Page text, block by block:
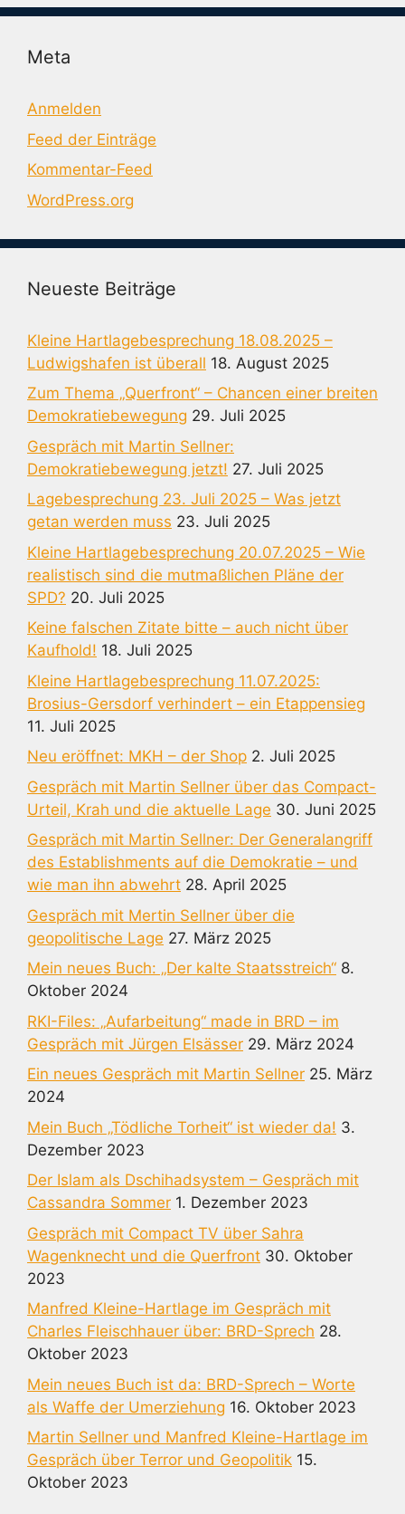
Meta
Anmelden
Feed der Einträge
Kommentar-Feed
WordPress.org
Neueste Beiträge
Kleine Hartlagebesprechung 18.08.2025 –
Ludwigshafen ist überall 18. August 2025
Zum Thema „Querfront“ – Chancen einer breiten
Demokratiebewegung 29. Juli 2025
Gespräch mit Martin Sellner:
Demokratiebewegung jetzt! 27. Juli 2025
Lagebesprechung 23. Juli 2025 – Was jetzt
getan werden muss 23. Juli 2025
Kleine Hartlagebesprechung 20.07.2025 – Wie
realistisch sind die mutmaßlichen Pläne der
SPD? 20. Juli 2025
Keine falschen Zitate bitte – auch nicht über
Kaufhold! 18. Juli 2025
Kleine Hartlagebesprechung 11.07.2025:
Brosius-Gersdorf verhindert – ein Etappensieg
11. Juli 2025
Neu eröffnet: MKH – der Shop 2. Juli 2025
Gespräch mit Martin Sellner über das Compact-
Urteil, Krah und die aktuelle Lage 30. Juni 2025
Gespräch mit Martin Sellner: Der Generalangriff
des Establishments auf die Demokratie – und
wie man ihn abwehrt 28. April 2025
Gespräch mit Mertin Sellner über die
geopolitische Lage 27. März 2025
Mein neues Buch: „Der kalte Staatsstreich“ 8.
Oktober 2024
RKI-Files: „Aufarbeitung“ made in BRD – im
Gespräch mit Jürgen Elsässer 29. März 2024
Ein neues Gespräch mit Martin Sellner 25. März
2024
Mein Buch „Tödliche Torheit“ ist wieder da! 3.
Dezember 2023
Der Islam als Dschihadsystem – Gespräch mit
Cassandra Sommer 1. Dezember 2023
Gespräch mit Compact TV über Sahra
Wagenknecht und die Querfront 30. Oktober
2023
Manfred Kleine-Hartlage im Gespräch mit
Charles Fleischhauer über: BRD-Sprech 28.
Oktober 2023
Mein neues Buch ist da: BRD-Sprech – Worte
als Waffe der Umerziehung 16. Oktober 2023
Martin Sellner und Manfred Kleine-Hartlage im
Gespräch über Terror und Geopolitik 15.
Oktober 2023